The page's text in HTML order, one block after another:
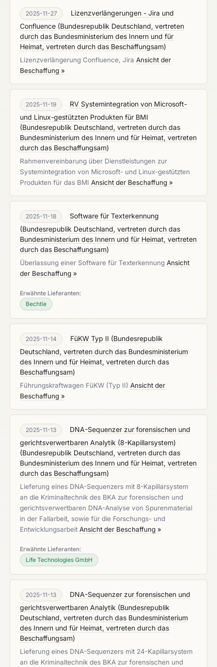
2025-11-27
Lizenzverlängerungen - Jira und
Confluence (Bundesrepublik Deutschland, vertreten
durch das Bundesministerium des Innern und für
Heimat, vertreten durch das Beschaffungsam)
Lizenzverlängerung Confluence, Jira Ansicht der
Beschaffung »
2025-11-19
RV Systemintegration von Microsoft-
und Linux-gestützten Produkten für BMI
(Bundesrepublik Deutschland, vertreten durch das
Bundesministerium des Innern und für Heimat, vertreten
durch das Beschaffungsam)
Rahmenvereinbarung über Dienstleistungen zur
Systemintegration von Microsoft- und Linux-gestützten
Produkten für das BMI Ansicht der Beschaffung »
2025-11-18
Software für Texterkennung
(Bundesrepublik Deutschland, vertreten durch das
Bundesministerium des Innern und für Heimat, vertreten
durch das Beschaffungsam)
Überlassung einer Software für Texterkennung Ansicht
der Beschaffung »
Erwähnte Lieferanten:
Bechtle
2025-11-14 FüKW Typ II (Bundesrepublik
Deutschland, vertreten durch das Bundesministerium
des Innern und für Heimat, vertreten durch das
Beschaffungsam)
Führungskraftwagen FüKW (Typ II) Ansicht der
Beschaffung »
2025-11-13
DNA-Sequenzer zur forensischen und
gerichtsverwertbaren Analytik (8-Kapillarsystem)
(Bundesrepublik Deutschland, vertreten durch das
Bundesministerium des Innern und für Heimat, vertreten
durch das Beschaffungsam)
Lieferung eines DNA-Sequenzers mit 8-Kapillarsystem
an die Kriminaltechnik des BKA zur forensischen und
gerichtsverwertbaren DNA-Analyse von Spurenmaterial
in der Fallarbeit, sowie für die Forschungs- und
Entwicklungsarbeit Ansicht der Beschaffung »
Erwähnte Lieferanten:
Life Technologies GmbH
2025-11-13
DNA-Sequenzer zur forensischen und
gerichtsverwertbaren Analytik (Bundesrepublik
Deutschland, vertreten durch das Bundesministerium
des Innern und für Heimat, vertreten durch das
Beschaffungsam)
Lieferung eines DNA-Sequenzers mit 24-Kapillarsystem
an die Kriminaltechnik des BKA zur forensischen und